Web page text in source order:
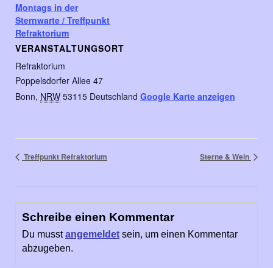
Montags in der
Sternwarte / Treffpunkt
Refraktorium
VERANSTALTUNGSORT
Refraktorium
Poppelsdorfer Allee 47
Bonn, NRW 53115 Deutschland Google Karte anzeigen
Treffpunkt Refraktorium Sterne & Wein
Schreibe einen Kommentar
Du musstangemeldet sein, um einen Kommentar
abzugeben.